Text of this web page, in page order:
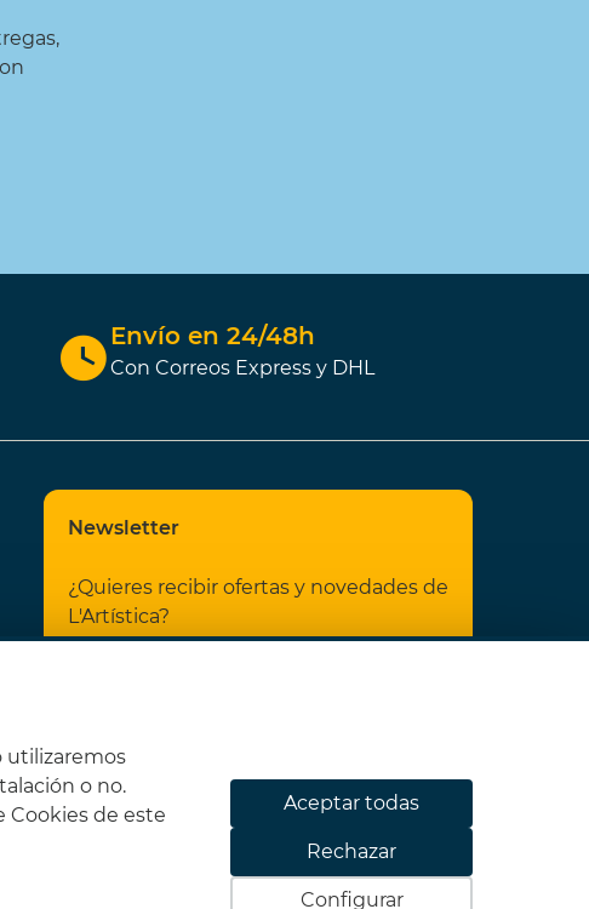
Envío en 24/48h
Con Correos Express y DHL
Newsletter
¿Quieres recibir ofertas y novedades de
L'Artística?
01NTST
utilizaremos
o no.
de este
Aceptar todas
Rechazar
Configurar